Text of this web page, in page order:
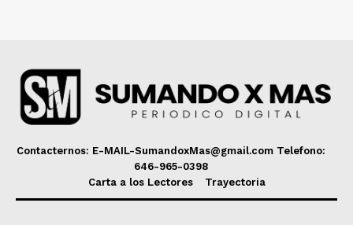
Contacternos: E-MAIL-SumandoxMas@gmail.com Telefono:
646-965-0398
Carta a los Lectores
Trayectoria